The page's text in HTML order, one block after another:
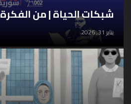
شبكات الحياة | من الفكرة
يناير 31, 2026